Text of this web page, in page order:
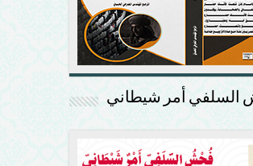
أمر شيطاني